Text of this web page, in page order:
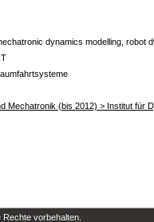
dynamics modelling, robot
Mechatronik (bis 2012) > Institut für
vorbehalten.